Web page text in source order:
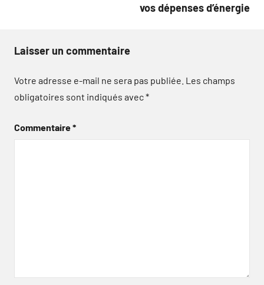
vos dépenses d’énergie
Laisser un commentaire
Votre adresse e-mail ne sera pas publiée. Les champs
obligatoires sont indiqués avec*
Commentaire*